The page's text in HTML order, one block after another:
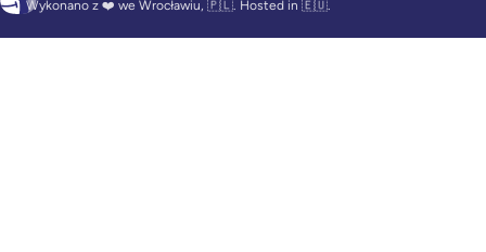
Wykonano z ❤️ we Wrocławiu, 🇵🇱. Hosted in 🇪🇺.